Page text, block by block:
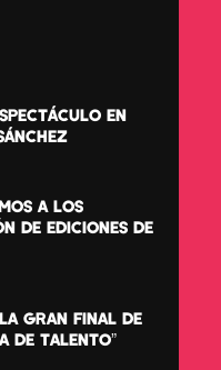
EN
A LOS
DE EDICIONES DE
GRAN FINAL DE
DE TALENTO”